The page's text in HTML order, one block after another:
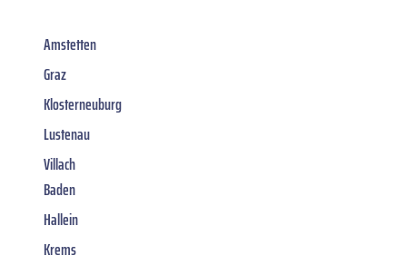
Amstetten
Graz
Klosterneuburg
Lustenau
Villach
Baden
Hallein
Krems